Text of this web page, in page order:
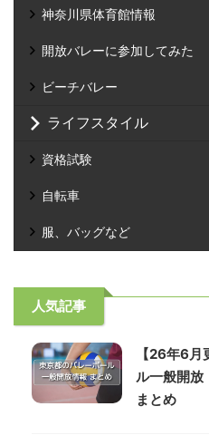
神奈川県体育館情報
開放バレーに参加してみた
ビーチバレー
ライフスタイル
資格試験
自転車
服、バッグなど
人気記事
【26年6
ル一般開放
まとめ